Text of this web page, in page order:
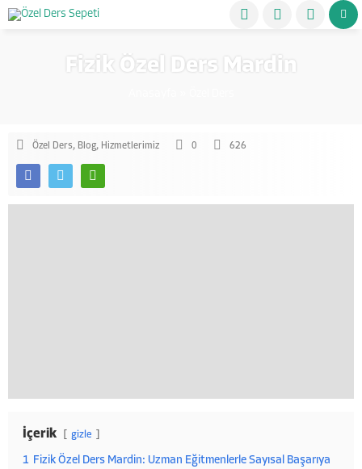
Fizik Özel Ders Mardin
Özel Ders, Blog, Hizmetlerimiz 0 626
İçerik gizle
1 Fizik Özel Ders Mardin: Uzman Eğitmenlerle Sayısal Başarıya